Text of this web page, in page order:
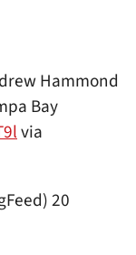
Hammond
Bay
via
20